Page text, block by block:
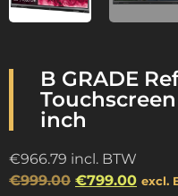
B GRADE
Touchscreen
inch
€966.79 incl. BTW
€999.00 €799.00 excl.